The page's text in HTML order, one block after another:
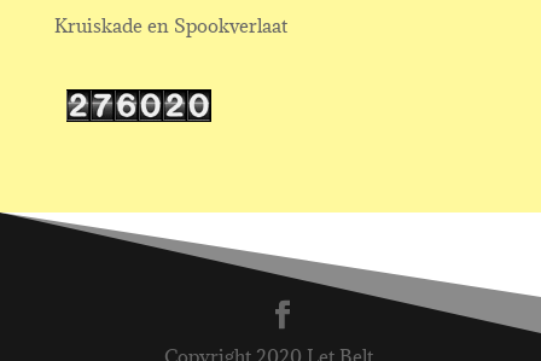
Kruiskade en Spookverlaat
Copyright 2020 Let Belt.